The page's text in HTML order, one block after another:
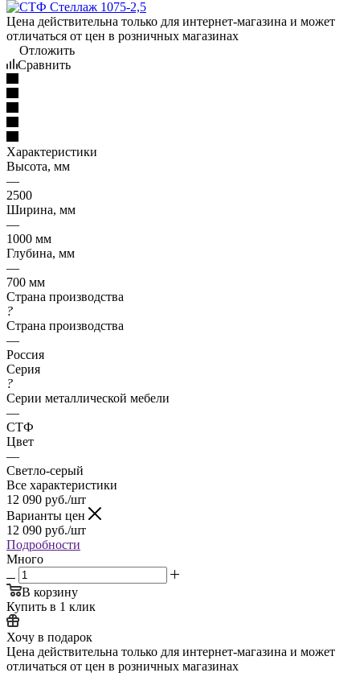
Цена действительна только для интернет-магазина и может
отличаться от цен в розничных магазинах
Отложить
Сравнить
Характеристики
Высота, мм
—
2500
Ширина, мм
—
1000 мм
Глубина, мм
—
700 мм
Страна производства
?
Страна производства
—
Россия
Серия
?
Серии металлической мебели
—
СТФ
Цвет
—
Светло-серый
Все характеристики
12 090 руб./шт
Варианты цен
12 090 руб./шт
Подробности
Много
В корзину
Купить в 1 клик
Хочу в подарок
Цена действительна только для интернет-магазина и может
отличаться от цен в розничных магазинах